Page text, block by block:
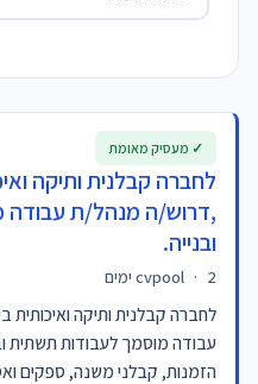
לחברה קבלנית ותיקה
,דרוש/ה מנהל/ת עבודה
ובנייה.
cvpool · 2 ימים
לחברה קבלנית ותיקה
עבודה מוסמך לעבודות תשתית
הזמנות, קבלני משנה, ספקים
✓ מעסיק מאומת